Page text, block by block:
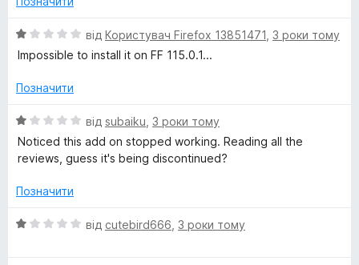
r
F
i
r
e
f
1
з
О
ц
н
а
1
від Користувач Firefox 13851471 3 роки тому
Impossible to install it on FF 115.0.1...
Позначити
О
ц
к
1
від subaiku 3 роки тому
Noticed this add on stopped working. Reading all the
reviews, guess it's being discontinued?
Позначити
О
від cutebird666 3 роки тому